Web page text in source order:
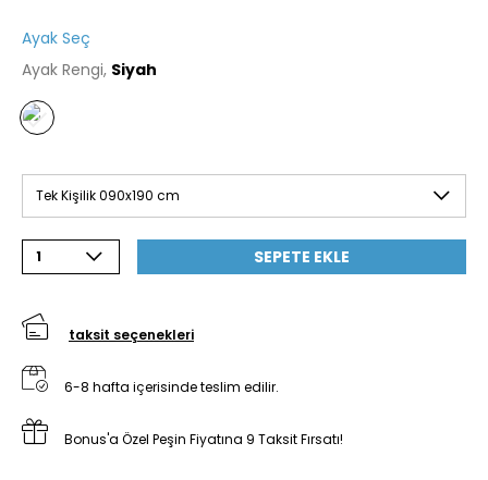
Ayak Seç
Ayak Rengi, Siyah
Tek Kişilik 090x190 cm
1 SEPETE EKLE
taksit seçenekleri
6-8 hafta içerisinde teslim edilir.
Bonus'a Özel Peşin Fiyatına 9 Taksit Fırsatı!